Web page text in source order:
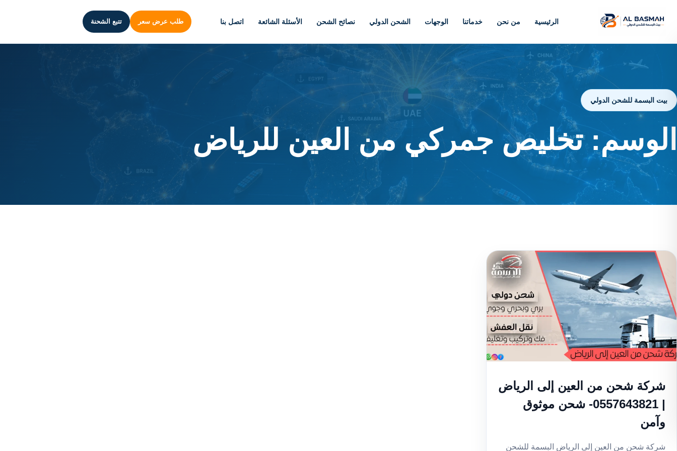
الرئيسية من نحن خدماتنا الوجهات الشحن الدولي نصائح الشحن الأسئلة الشائعة اتصل بنا طلب عرض سعر تتبع الشحنة
بيت البسمة للشحن الدولي
الوسم:تخليص جمركي من العين للرياض
شركة شحن من العين إلى الرياض
| 0557643821- شحن موثوق
وآمن
شركة شحن من العين إلى الرياض البسمة للشحن